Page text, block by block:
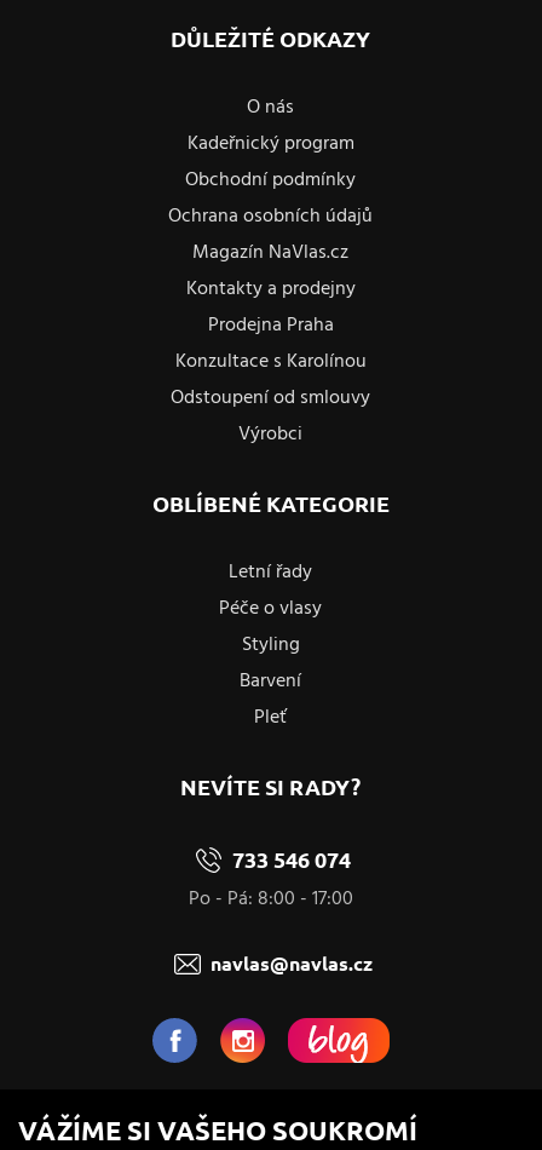
DŮLEŽITÉ ODKAZY
O nás
Kadeřnický program
Obchodní podmínky
Ochrana osobních údajů
Magazín NaVlas.cz
Kontakty a prodejny
Prodejna Praha
Konzultace s Karolínou
Odstoupení od smlouvy
Výrobci
OBLÍBENÉ KATEGORIE
Letní řady
Péče o vlasy
Styling
Barvení
Pleť
NEVÍTE SI RADY?
733 546 074
Po - Pá: 8:00 - 17:00
navlas@navlas.cz
NaVlas.cz - Vlasová kosmetika
provozovatel e-shopu a prodejen
VÁŽÍME SI VAŠEHO SOUKROMÍ